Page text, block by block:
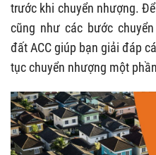
trước khi chuyển nhượng.
cũng như các bước
đất ACC giúp bạn giải đáp
tục chuyển nhượng một